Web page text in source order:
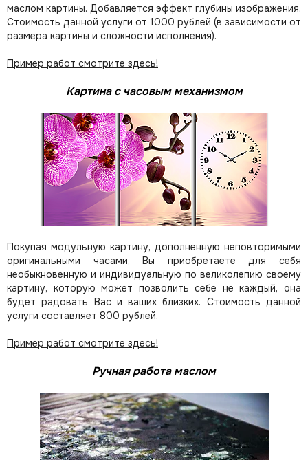
маслом картины. Добавляется эффект глубины изображения.
Стоимость данной услуги от 1000 рублей (в зависимости от
размера картины и сложности исполнения).
Пример работ смотрите здесь!
Картина с часовым механизмом
Покупая модульную картину, дополненную неповторимыми
оригинальными часами, Вы приобретаете для себя
необыкновенную и индивидуальную по великолепию своему
картину, которую может позволить себе не каждый, она
будет радовать Вас и ваших близких. Стоимость данной
услуги составляет 800 рублей.
Пример работ смотрите здесь!
Ручная работа маслом